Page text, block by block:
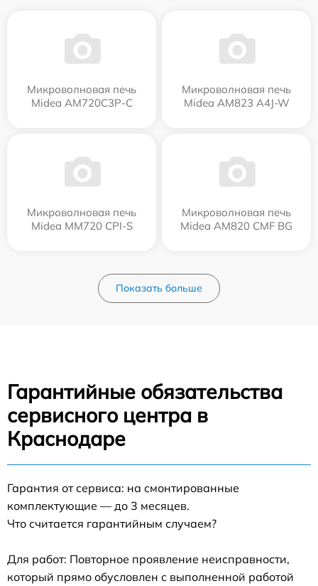
Микроволновая печь
Midea AM720C3P-C
Микроволновая печь
Midea AM823 A4J-W
Микроволновая печь
Midea MM720 CPI-S
Микроволновая печь
Midea AM820 CMF BG
Показать больше
Гарантийные обязательства
сервисного центра в
Краснодаре
Гарантия от сервиса: на смонтированные
комплектующие — до 3 месяцев.
Что считается гарантийным случаем?
Для работ: Повторное проявление неисправности,
который прямо обусловлен с выполненной работой